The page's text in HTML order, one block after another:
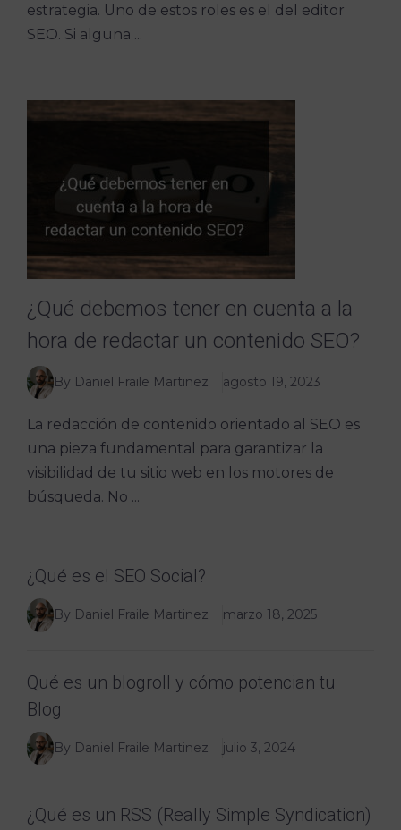
estrategia. Uno de estos roles es el del editor
SEO. Si alguna ...
¿Qué debemos tener en cuenta a la
hora de redactar un contenido SEO?
By Daniel Fraile Martinez agosto 19, 2023
La redacción de contenido orientado al SEO es
una pieza fundamental para garantizar la
visibilidad de tu sitio web en los motores de
búsqueda. No ...
¿Qué es el SEO Social?
By Daniel Fraile Martinez marzo 18, 2025
Qué es un blogroll y cómo potencian tu
Blog
By Daniel Fraile Martinez julio 3, 2024
¿Qué es un RSS (Really Simple Syndication)